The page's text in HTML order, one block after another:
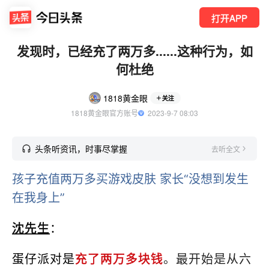
打开APP
发现时，已经充了两万多......这种行为，如
何杜绝
1818黄金眼 关注
1818黄金眼官方账号
  2023-9-7 08:03
头条听资讯，时事尽掌握 去听全文
孩子充值两万多买游戏皮肤 家长“没想到发生
在我身上”
沈先生：
蛋仔派对是充了两万多块钱。最开始是从六